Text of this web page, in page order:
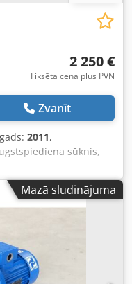
2 250 €
Fiksēta cena plus PVN
Zvanīt
2011,
sūknis,
gliemežsūknis,
sūknis -
Nord SK25-
-Caurules
Inefx Af Def -
gliemežsūkņu -
mm -Svars: 107
Mazā sludinājuma